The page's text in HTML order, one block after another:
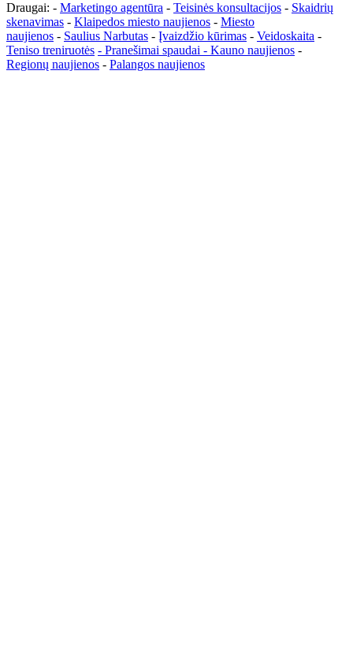
Draugai: - Marketingo agentūra - Teisinės konsultacijos - Skaidrių
skenavimas - Klaipedos miesto naujienos - Miesto
naujienos - Saulius Narbutas - Įvaizdžio kūrimas - Veidoskaita -
Teniso treniruotės - Pranešimai spaudai - Kauno naujienos -
Regionų naujienos - Palangos naujienos